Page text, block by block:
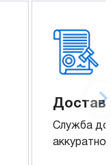
Служба
аккуратно